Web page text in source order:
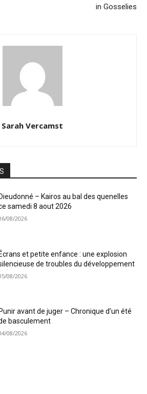
in Gosselies
Sarah Vercamst
Dieudonné – Kairos au bal des quenelles
samedi 8 aout 2026
08/2026
Écrans et petite enfance : une explosion
de troubles du développement
08/2026
Punir avant de juger – Chronique d’un été
basculement
08/2026